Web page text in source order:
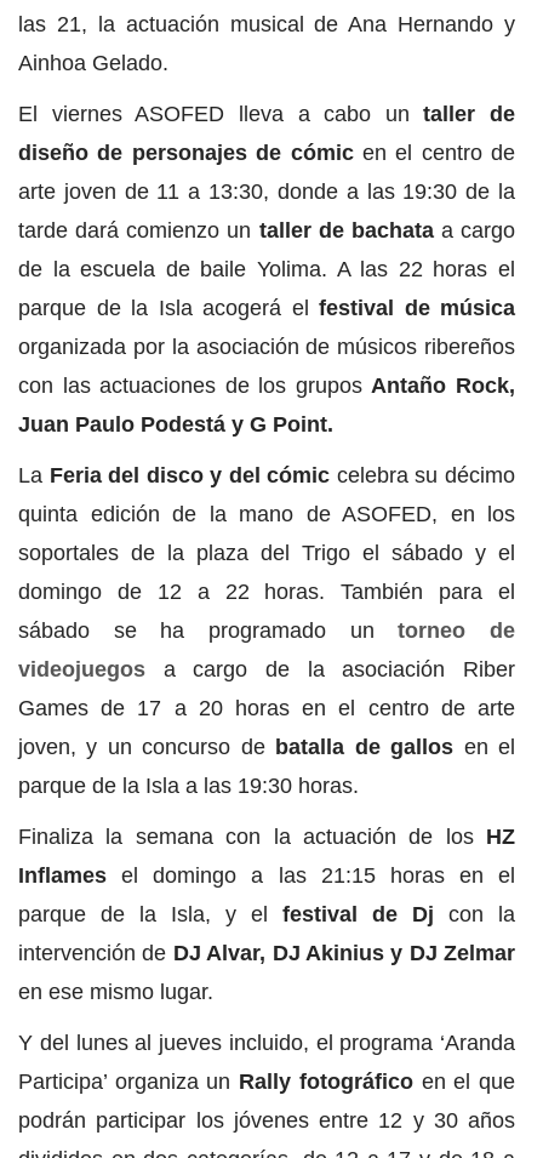
las 21, la actuación musical de Ana Hernando y
Ainhoa Gelado.
El viernes ASOFED lleva a cabo untaller de
diseño de personajes de cómic en el centro de
arte joven de 11 a 13:30, donde a las 19:30 de la
tarde dará comienzo un taller de bachataa cargo
de la escuela de baile Yolima. A las 22 horas el
parque de la Isla acogerá el festival de música
organizada por la asociación de músicos ribereños
con las actuaciones de los gruposAntaño Rock,
Juan Paulo Podestá y G Point.
La Feria del disco y del cómic celebra su décimo
quinta edición de la mano de ASOFED, en los
soportales de la plaza del Trigo el sábado y el
domingo de 12 a 22 horas. También para el
sábado se ha programado untorneo de
videojuegos a cargo de la asociación Riber
Games de 17 a 20 horas en el centro de arte
joven, y un concurso debatalla de gallos en el
parque de la Isla a las 19:30 horas.
Finaliza la semana con la actuación de los HZ
Inflamesel domingo a las 21:15 horas en el
parque de la Isla, y el festival de Dj con la
intervención de DJ Alvar, DJ Akinius y DJ Zelmar
en ese mismo lugar.
Y del lunes al jueves incluido, el programa ‘Aranda
Participa’ organiza un Rally fotográficoen el que
podrán participar los jóvenes entre 12 y 30 años